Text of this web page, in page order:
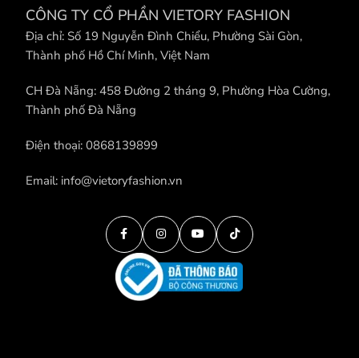
CÔNG TY CỔ PHẦN VIETORY FASHION
Địa chỉ: Số 19 Nguyễn Đình Chiểu, Phường Sài Gòn,
Thành phố Hồ Chí Minh, Việt Nam
CH Đà Nẵng: 458 Đường 2 tháng 9, Phường Hòa Cường,
Thành phố Đà Nẵng
Điện thoại: 0868139899
Email: info@vietoryfashion.vn